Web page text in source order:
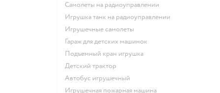
Самолеты на радиоуправлении
Игрушка танк на радиоуправлении
Игрушечные самолеты
Гараж для детских машинок
Подъемный кран игрушка
Детский трактор
Автобус игрушечный
Игрушечная пожарная машина